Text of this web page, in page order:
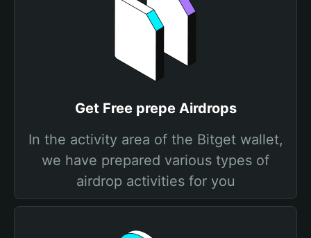
Get Free prepe Airdrops
In the activity area of the Bitget wallet,
we have prepared various types of
airdrop activities for you